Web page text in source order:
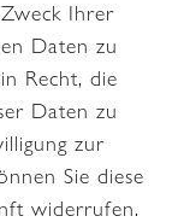
Ihrer
Daten zu
Recht, die
Daten zu
zur
Sie diese
widerrufen.